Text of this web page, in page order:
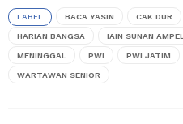
LABEL BACA YASIN CAK DUR
HARIAN BANGSA IAIN SUNAN AMPEL
MENINGGAL PWI PWI JATIM
WARTAWAN SENIOR